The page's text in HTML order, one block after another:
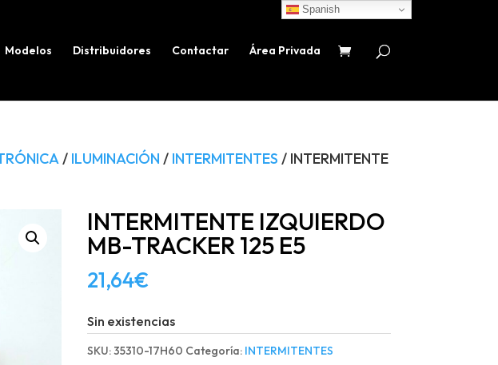
Modelos Distribuidores Contactar Área Privada
productos
/ ILUMINACIÓN / INTERMITENTES / INTERMITENTE
INTERMITENTE IZQUIERDO
MB-TRACKER 125 E5
21,64€
Sin existencias
SKU:35310-17H60 Categoría: INTERMITENTES
Spanish